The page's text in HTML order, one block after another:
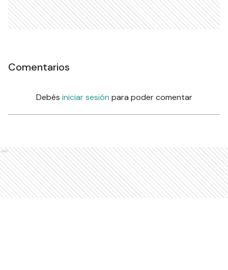
Comentarios
Debés iniciar sesión para poder comentar
Ads